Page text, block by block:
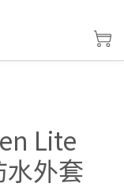
Lite
外套